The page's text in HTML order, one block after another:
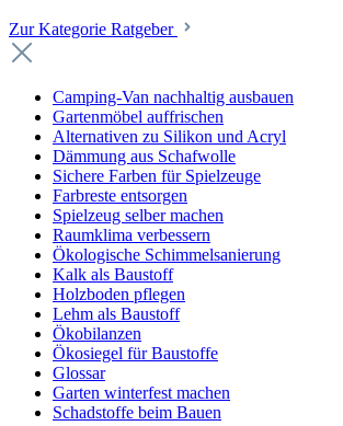
Zur Kategorie Ratgeber
Camping-Van nachhaltig ausbauen
Gartenmöbel auffrischen
Alternativen zu Silikon und Acryl
Dämmung aus Schafwolle
Sichere Farben für Spielzeuge
Farbreste entsorgen
Spielzeug selber machen
Raumklima verbessern
Ökologische Schimmelsanierung
Kalk als Baustoff
Holzboden pflegen
Lehm als Baustoff
Ökobilanzen
Ökosiegel für Baustoffe
Glossar
Garten winterfest machen
Schadstoffe beim Bauen